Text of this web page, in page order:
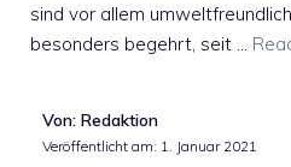
sind vor allem
besonders begehrt, seit …
Von: Redaktion
Veröffentlicht am: 1. Januar 2021